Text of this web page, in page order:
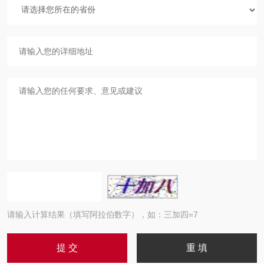
请输入计算结果（填写阿拉伯数字），如：三加四=7